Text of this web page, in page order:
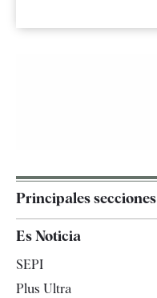
Principales secciones
España
Es Noticia
SEPI
Plus Ultra